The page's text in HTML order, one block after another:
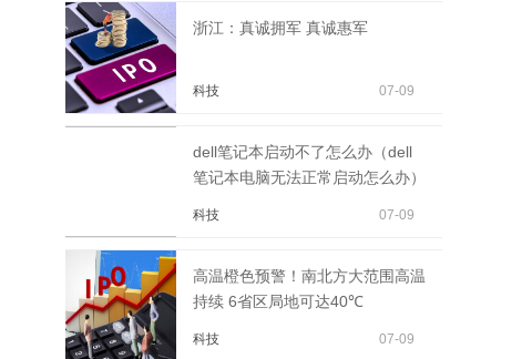
浙江：真诚拥军 真诚惠军
科技 07-09
dell笔记本启动不了怎么办（dell
笔记本电脑无法正常启动怎么办）
科技 07-09
高温橙色预警！南北方大范围高温
持续 6省区局地可达40℃
科技 07-09